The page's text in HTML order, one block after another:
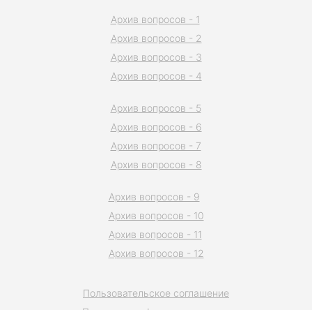
Пользовательское соглашение
Архив вопросов - 1
Архив вопросов - 2
Архив вопросов - 3
Архив вопросов - 4
Архив вопросов - 5
Архив вопросов - 6
Архив вопросов - 7
Архив вопросов - 8
Архив вопросов - 9
Архив вопросов - 10
Архив вопросов - 11
Архив вопросов - 12